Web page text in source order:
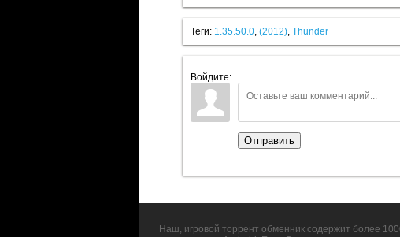
Теги: 1.35.50.0, (2012), Thunder
Войдите:
Отправить
Наш, игровой торрент обменник содержит более